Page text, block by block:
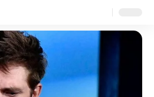
Resizer